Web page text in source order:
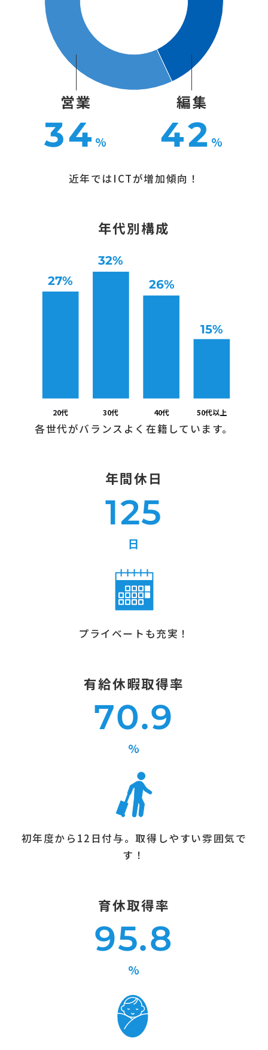
編集
42 %
営業
34 %
近年ではICTが増加傾向！
年代別構成
各世代がバランスよく在籍しています。
年間休日
125
日
プライベートも充実！
有給休暇取得率
70.9
%
初年度から12日付与。取得しやすい雰囲気で
す！
育休取得率
95.8
%